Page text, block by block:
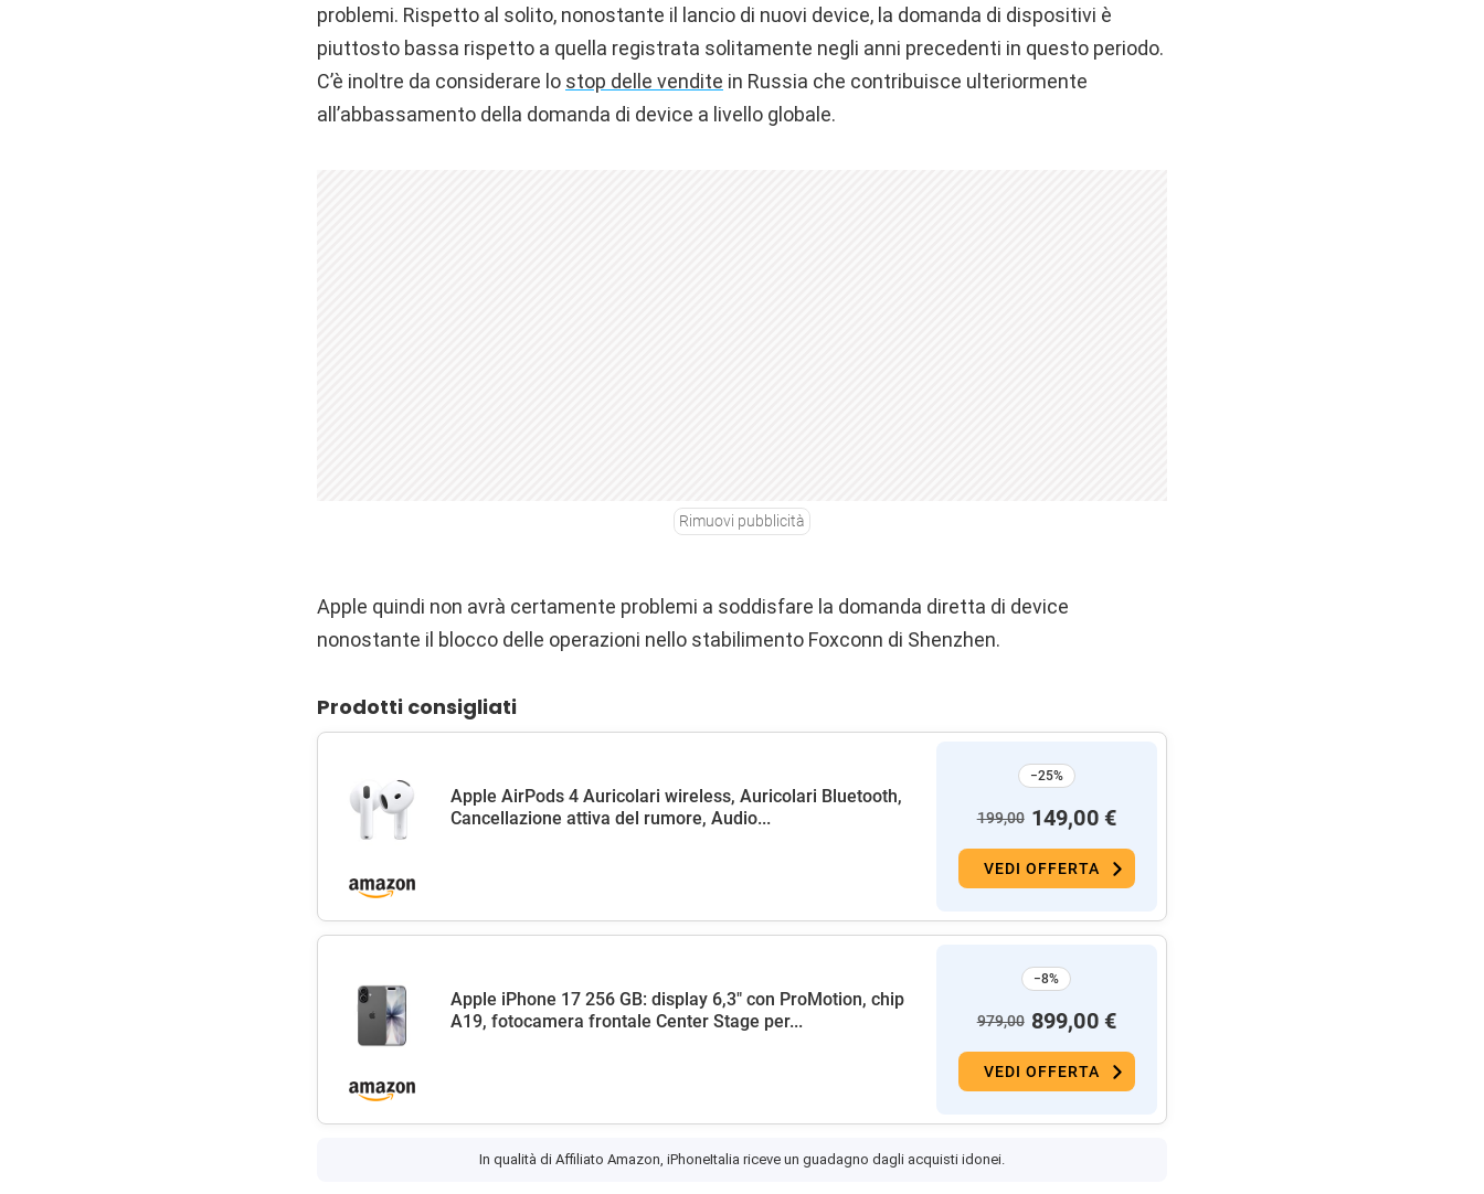
problemi. Rispetto al solito, nonostante il lancio di nuovi device, la domanda di dispositivi è
piuttosto bassa rispetto a quella registrata solitamente negli anni precedenti in questo periodo.
C’è inoltre da considerare lo stop delle vendite in Russia che contribuisce ulteriormente
all’abbassamento della domanda di device a livello globale.
Rimuovi pubblicità
Apple quindi non avrà certamente problemi a soddisfare la domanda diretta di device
nonostante il blocco delle operazioni nello stabilimento Foxconn di Shenzhen.
Prodotti consigliati
Apple AirPods 4 Auricolari wireless, Auricolari Bluetooth,
Cancellazione attiva del rumore, Audio...
−25%
199,00 149,00 €
VEDI OFFERTA
Apple iPhone 17 256 GB: display 6,3" con ProMotion, chip
A19, fotocamera frontale Center Stage per...
−8%
979,00 899,00 €
VEDI OFFERTA
In qualità di Affiliato Amazon, iPhoneItalia riceve un guadagno dagli acquisti idonei.